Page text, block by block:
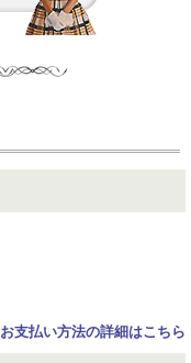
お支払い方法の詳細はこちら